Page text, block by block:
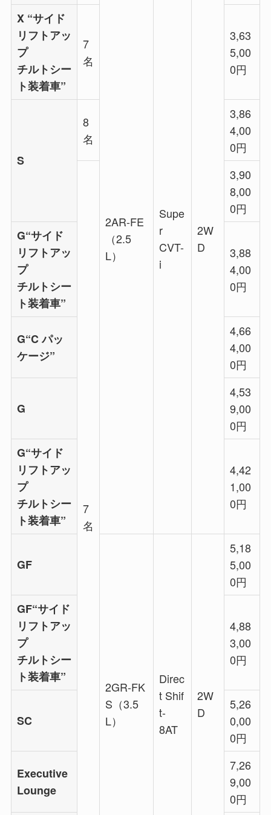
2AR-FE
（2.5
L）
Supe
r
CVT-
i
2W
D
X “サイド
リフトアッ
プ
チルトシー
ト装着車”
7
名
3,63
5,00
0円
S
8
名
3,86
4,00
0円
7
名
3,90
8,00
0円
G“サイド
リフトアッ
プ
チルトシー
ト装着車”
3,88
4,00
0円
G“C パッ
ケージ”
4,66
4,00
0円
G
4,53
9,00
0円
G“サイド
リフトアッ
プ
チルトシー
ト装着車”
4,42
1,00
0円
GF
2GR-FK
S（3.5
L）
Direc
t Shif
t-
8AT
2W
D
5,18
5,00
0円
GF“サイド
リフトアッ
プ
チルトシー
ト装着車”
4,88
3,00
0円
SC
5,26
0,00
0円
Executive
Lounge
7,26
9,00
0円